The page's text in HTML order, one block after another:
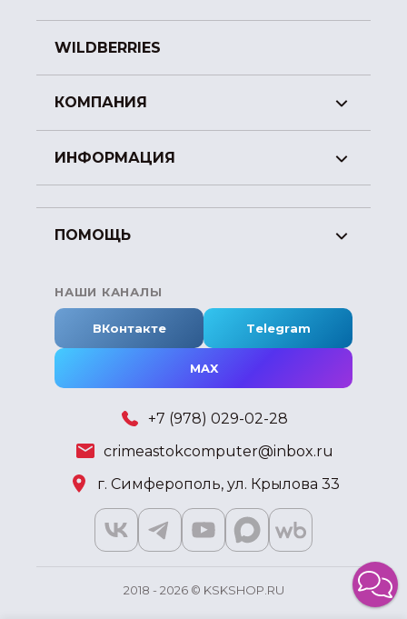
WILDBERRIES
КОМПАНИЯ
ИНФОРМАЦИЯ
ПОМОЩЬ
НАШИ КАНАЛЫ
ВКонтакте Telegram
MAX
+7 (978) 029-02-28
crimeastokcomputer@inbox.ru
г. Симферополь, ул. Крылова 33
2018 - 2026 © KSKSHOP.RU